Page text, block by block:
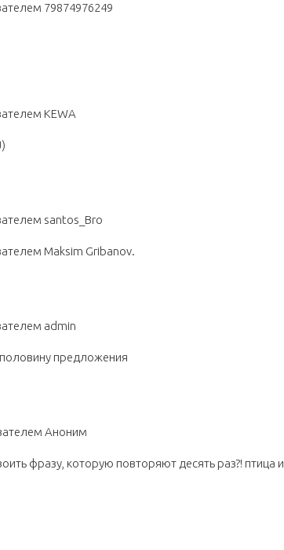
79874976249
KEWA
santos_Bro
Maksim Gribanov.
admin
предложения
Аноним
фразу, которую повторяют десять раз?! птица и